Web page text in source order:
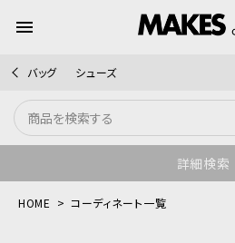
menu
バッグ シューズ
詳細検索
HOME コーディネート一覧